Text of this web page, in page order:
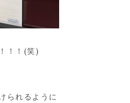
！！(笑)
られるように